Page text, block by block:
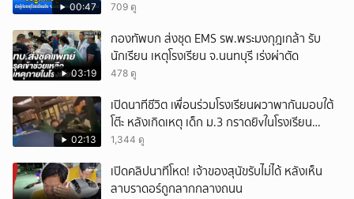
00:47 709 ดู
03:19
กองทัพบก ส่งชุด EMS รพ.พระมงกุฎเกล้า รับ
นักเรียน เหตุโรงเรียน จ.นนทบุรี เร่งผ่าตัด
478 ดู
02:13
เปิดนาทีชีวิต เพื่อนร่วมโรงเรียนผวาพากันมอบใต้
โต๊ะ หลังเกิดเหตุ เด็ก ม.3 กราดยิvในโรงเรียน
เทพศิรินทร์นนท์ แบบไม่เลือกหน้า เสียงปืนดังสนั่น
1,344 ดู
เปิดคลิปนาทีโหด! เจ้าของสุนัขรับไม่ได้ หลังเห็น
ลาบราดอร์ถูกลากกลางถนน